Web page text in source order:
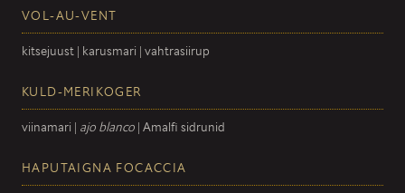
VOL-AU-VENT
kitsejuust | karusmari | vahtrasiirup
KULD-MERIKOGER
viinamari | ajo blanco | Amalfi sidrunid
HAPUTAIGNA FOCACCIA